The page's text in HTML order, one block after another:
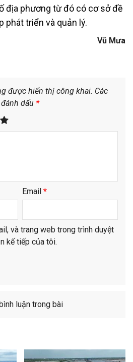
địa phương từ đó có cơ sở đề
phát triển và quản lý.
Vũ Mưa
được hiển thị công khai. Các
dấu *
Email *
và trang web trong trình duyệt
kế tiếp của tôi.
luận trong bài